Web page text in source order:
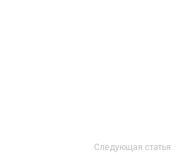
Следующая статья